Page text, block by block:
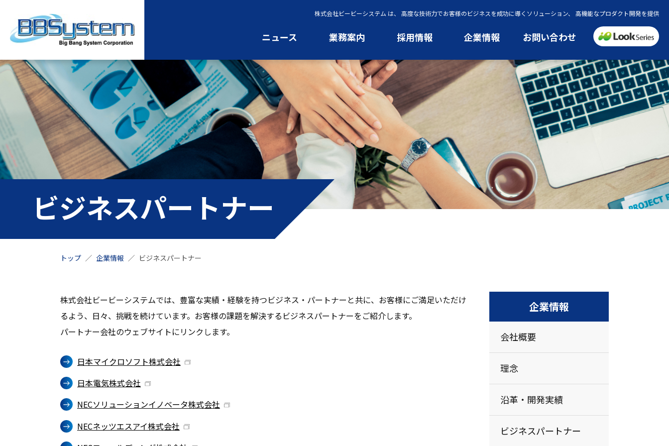
株式会社ビービーシステム は、 高度な技術力でお客様のビジネスを成功に導くソリューション、 高機能なプロダクト開発を提供
ニュース 業務案内 採用情報 企業情報 お問い合わせ
ビジネスパートナー
トップ 企業情報 ビジネスパートナー
株式会社ビービーシステムでは、豊富な実績・経験を持つビジネス・パートナーと共に、お客様にご満足いただけ
るよう、日々、挑戦を続けています。お客様の課題を解決するビジネスパートナーをご紹介します。
パートナー会社のウェブサイトにリンクします。
日本マイクロソフト株式会社
日本電気株式会社
NECソリューションイノベータ株式会社
NECネッツエスアイ株式会社
企業情報
会社概要
理念
沿革・開発実績
ビジネスパートナー